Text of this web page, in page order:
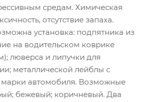
средам. Химическая
отсутствие запаха.
установка: подпятника из
на водительском коврике
люверса и липучки для
металлической лейблы с
автомобиля. Возможные
бежевый; коричневый. Два